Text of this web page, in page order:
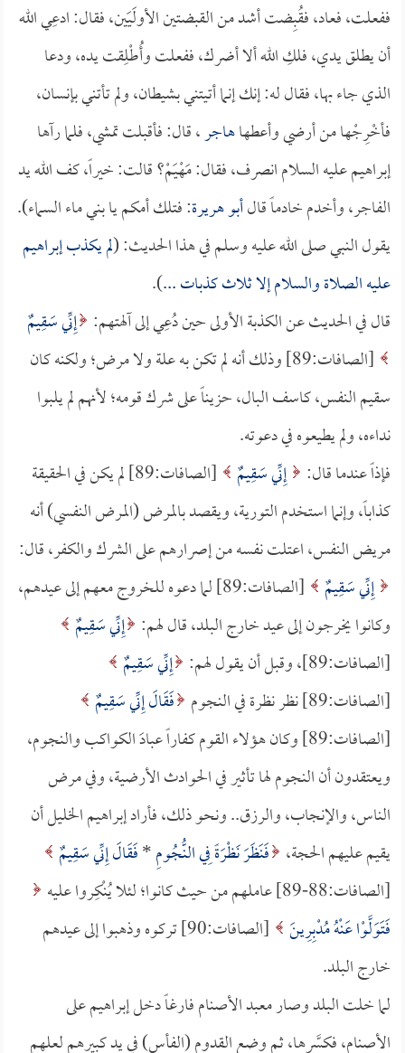
ففعلت، فعاد، فقُبِضت أشد من القبضتين الأولَيَين، فقال: ادعِي الله
أن يطلق يدي، فلكِ الله ألا أضرك، ففعلت وأُطْلِقت يده، ودعا
الذي جاء بها، فقال له: إنك إنما أتيتني بشيطان، ولم تأتني بإنسان،
فأخْرِجْها من أرضي وأعطهاهاجر، قال: فأقبلت تمشي، فلما رآها
إبراهيم عليه السلام انصرف، فقال: مَهْيَمْ؟ قالت: خيراً، كف الله يد
الفاجر، وأخدم خادماً قالأبو هريرة: فتلك أمكم يا بني ماء السماء).
يقول النبي صلى الله عليه وسلم في هذا الحديث: (لم يكذب إبراهيم
عليه الصلاة والسلام إلا ثلاث كذبات ...).
قال في الحديث عن الكذبة الأولى حين دُعِي إلى آلهتهم: إِنِّي سَقِيمٌ
[الصافات:89] وذلك أنه لم تكن به علة ولا مرض؛ ولكنه كان
سقيم النفس، كاسف البال، حزيناً على شرك قومه؛ لأنهم لم يلبوا
نداءه، ولم يطيعوه في دعوته.
فإذاً عندما قال: إِنِّي سَقِيمٌ
[الصافات:89] لم يكن في الحقيقة
كذاباً، وإنما استخدم التورية، ويقصد بالمرض (المرض النفسي) أنه
مريض النفس، اعتلت نفسه من إصرارهم على الشرك والكفر، قال:
إِنِّي سَقِيمٌ
[الصافات:89] لما دعوه للخروج معهم إلى عيدهم،
وكانوا يخرجون إلى عيد خارج البلد، قال لهم: إِنِّي سَقِيمٌ
[الصافات:89]، وقبل أن يقول لهم:
إِنِّي سَقِيمٌ
[الصافات:89] نظر نظرة في النجوم
فَقَالَ إِنِّي سَقِيمٌ
[الصافات:89] وكان هؤلاء القوم كفاراً عبادَ الكواكب والنجوم،
ويعتقدون أن النجوم لها تأثير في الحوادث الأرضية، وفي مرض
الناس، والإنجاب، والرزق.. ونحو ذلك، فأراد إبراهيم الخليل أن
يقيم عليهم الحجة، فَنَظَرَ نَظْرَةً فِي النُّجُومِ*فَقَالَ إِنِّي سَقِيمٌ
[الصافات:88-89] عاملهم من حيث كانوا؛ لئلا يُنْكِروا عليه
فَتَوَلَّوْا عَنْهُ مُدْبِرِينَ
[الصافات:90] تركوه وذهبوا إلى عيدهم
خارج البلد.
لما خلت البلد وصار معبد الأصنام فارغاً دخل إبراهيم على
الأصنام، فكسَّرها، ثم وضع القدوم (الفأس) في يد كبيرهم لعلهم